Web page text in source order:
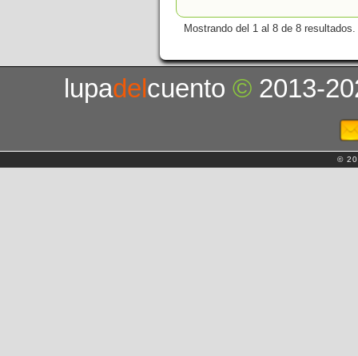
Mostrando del 1 al 8 de 8 resultados.
lupadelcuento© 2013-
©